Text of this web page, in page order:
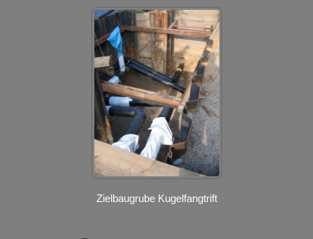
Zielbaugrube Kugelfangtrift